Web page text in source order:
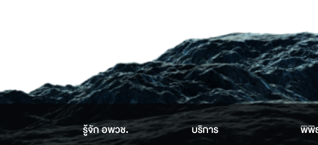
รู้จัก อพวช. บริการ พิพิ